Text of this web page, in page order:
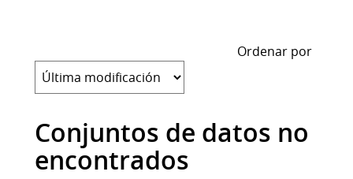
Ordenar por
Conjuntos de datos no
encontrados